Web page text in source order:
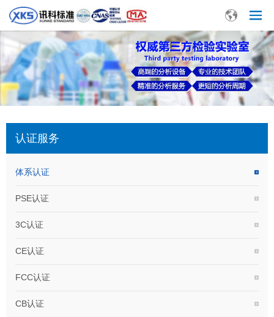
认证服务
体系认证
PSE认证
3C认证
CE认证
FCC认证
CB认证